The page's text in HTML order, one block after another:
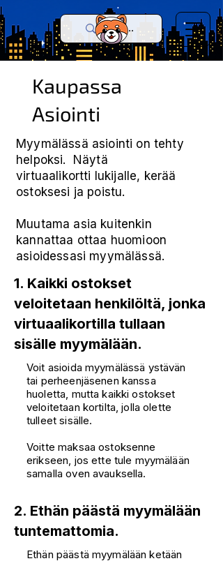
Kaupassa
Asiointi
Myymälässä asiointi on tehty
helpoksi. Näytä
virtuaalikortti lukijalle, kerää
ostoksesi ja poistu.
Muutama asia kuitenkin
kannattaa ottaa huomioon
asioidessasi myymälässä.
1. Kaikki ostokset
veloitetaan henkilöltä, jonka
virtuaalikortilla tullaan
sisälle myymälään.
Voit asioida myymälässä ystävän
tai perheenjäsenen kanssa
huoletta, mutta kaikki ostokset
veloitetaan kortilta, jolla olette
tulleet sisälle.
Voitte maksaa ostoksenne
erikseen, jos ette tule myymälään
samalla oven avauksella.
2. Ethän päästä myymälään
tuntemattomia.
Ethän päästä myymälään ketään